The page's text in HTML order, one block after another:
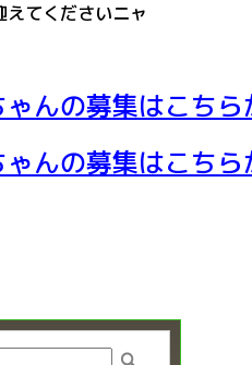
てくださいニャ
んの募集はこちら
んの募集はこちら